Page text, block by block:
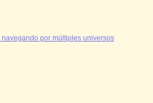
por múltiples universos